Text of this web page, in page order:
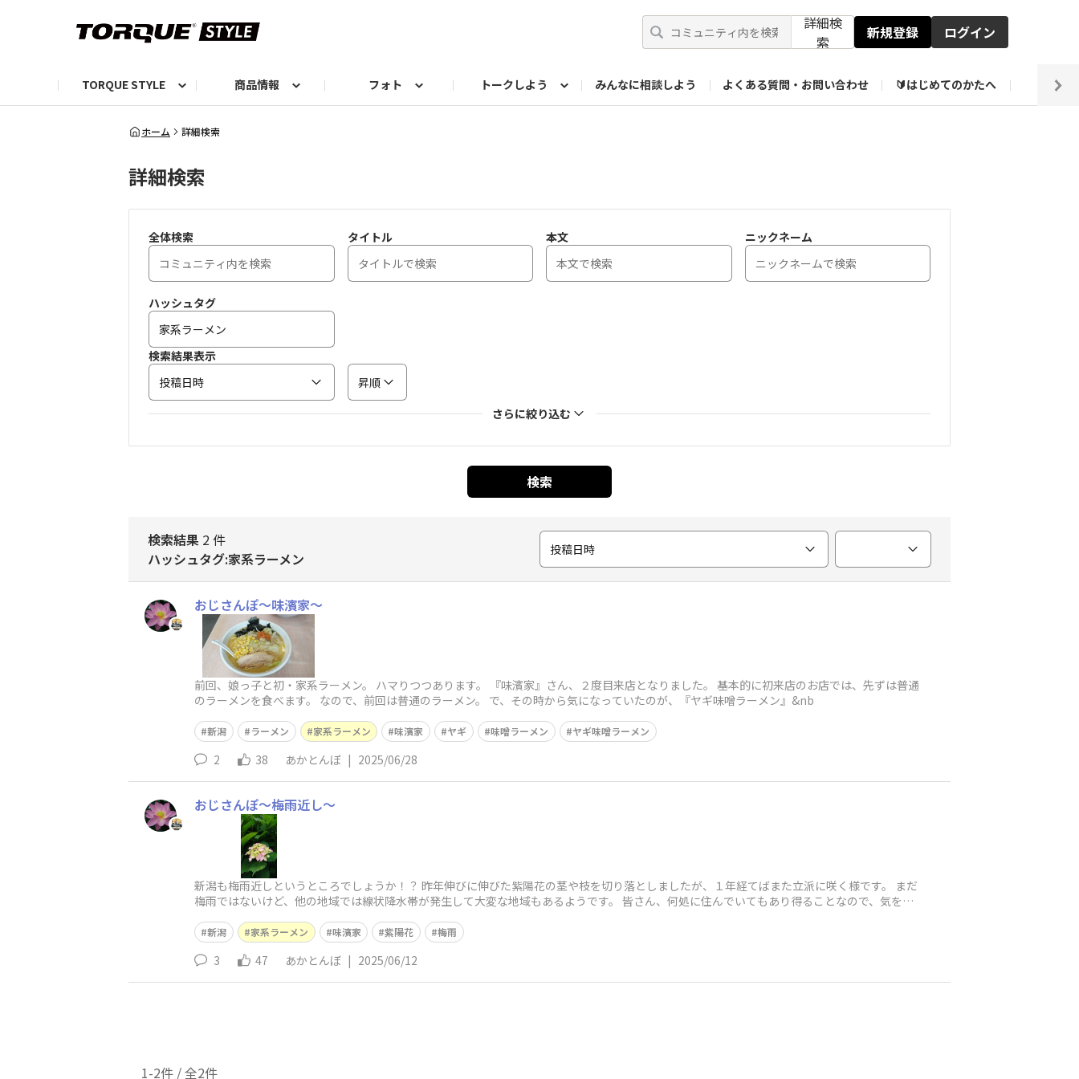
詳細検
索
新規登録 ログイン
TORQUE STYLE
お知らせ TORQUIZ【投票企画】
商品情報
TORQUEニュース
フォト
TORQUEフォト
トークしよう
自己紹介しよう
みんなに相談しよう よくある質問・お問い合わせ 🔰はじめてのかたへ 編集
編集部の日常フォト
ホーム 詳細検索
詳細検索
全体検索 タイトル 本文 ニックネーム
ハッシュタグ
検索結果表示
投稿日時
昇順
さらに絞り込む
検索
検索結果 2 件
ハッシュタグ:家系ラーメン
投稿日時
おじさんぽ〜味濱家〜
前回、娘っ子と初・家系ラーメン。 ハマりつつあります。 『味濱家』さん、２度目来店となりました。 基本的に初来店のお店では、先ずは普通
のラーメンを食べます。 なので、前回は普通のラーメン。 で、その時から気になっていたのが、『ヤギ味噌ラーメン』&nb
新潟 ラーメン 家系ラーメン 味濱家 ヤギ 味噌ラーメン ヤギ味噌ラーメン
2 38 あかとんぼ | 2025/06/28
おじさんぽ〜梅雨近し〜
新潟も梅雨近しというところでしょうか！？ 昨年伸びに伸びた紫陽花の茎や枝を切り落としましたが、１年経てばまた立派に咲く様です。 まだ
梅雨ではないけど、他の地域では線状降水帯が発生して大変な地域もあるようです。 皆さん、何処に住んでいてもあり得ることなので、気をつ
新潟 家系ラーメン 味濱家 紫陽花 梅雨
3 47 あかとんぼ | 2025/06/12
1-2件 / 全2件